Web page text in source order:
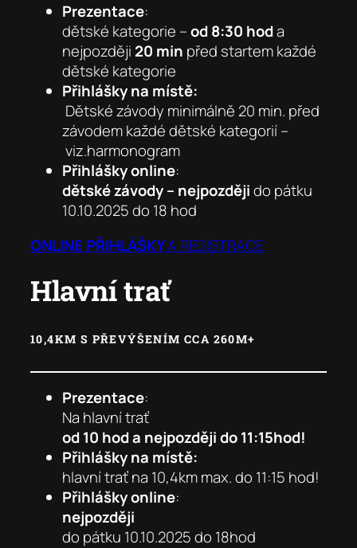
Prezentace:
dětské kategorie –od 8:30 hoda
nejpozději 20 min před startem každé
dětské kategorie
Přihlášky na místě:
Dětské závody minimálně 20 min. před
závodem každé dětské kategorií –
viz.harmonogram
Přihlášky online:
dětské závody – nejpozdějido pátku
10.10.2025 do 18 hod
ONLINE PŘIHLÁŠKYA REGISTRACE
Hlavní trať
10,4KM S PŘEVÝŠENÍM CCA 260M+
Prezentace:
Na hlavní trať
od 10 hod a nejpozději do 11:15hod!
Přihlášky na místě:
hlavní trať na 10,4km max. do 11:15 hod!
Přihlášky online:
nejpozději
do pátku 10.10.2025 do 18hod